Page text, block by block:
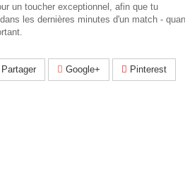
un toucher exceptionnel, afin que tu
les dernières minutes d'un match -
Partager Google+ Pinterest